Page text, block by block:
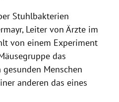
Stuhlbakterien
Leiter von Ärzte im
von einem Experiment
das
Menschen
anderen das eines